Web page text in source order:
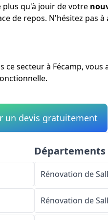
plus qu'à jouir de votre
de repos. N'hésitez pas
ce secteur à Fécamp,
un devis gratuitement
Départements
Rénovation de
Rénovation de